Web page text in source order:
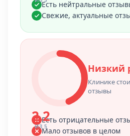
Есть нейтральные
Свежие, актуальные
2.2
ИЗ 5
Низкий
Клинике
отзывы
Есть отрицательные
Мало отзывов в целом